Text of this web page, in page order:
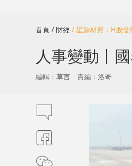
首頁 / 財經 / 星源材質：H股發
人事變動丨
編輯：草言 責編：洛奇